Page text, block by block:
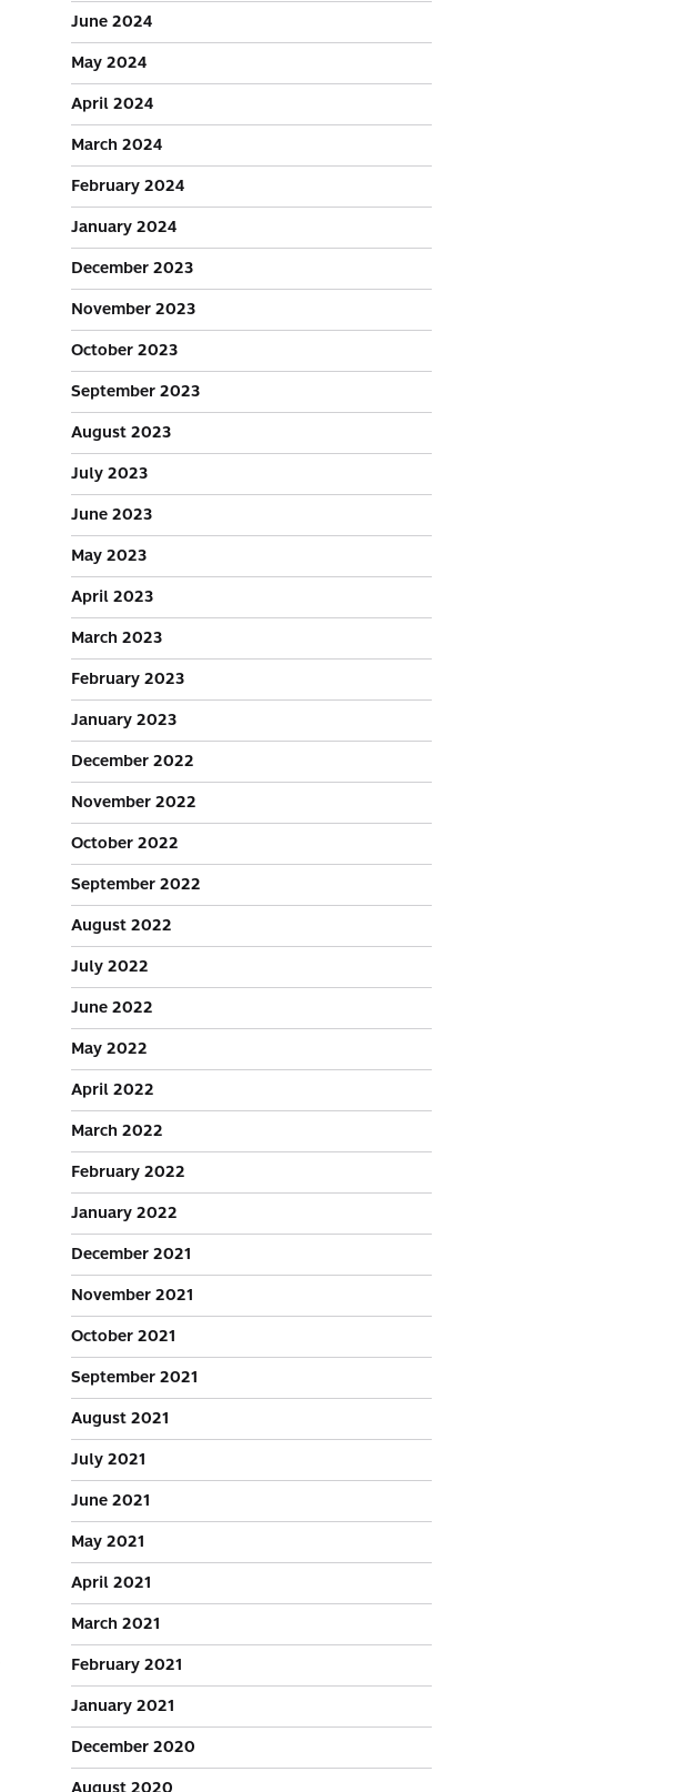
June 2024
May 2024
April 2024
March 2024
February 2024
January 2024
December 2023
November 2023
October 2023
September 2023
August 2023
July 2023
June 2023
May 2023
April 2023
March 2023
February 2023
January 2023
December 2022
November 2022
October 2022
September 2022
August 2022
July 2022
June 2022
May 2022
April 2022
March 2022
February 2022
January 2022
December 2021
November 2021
October 2021
September 2021
August 2021
July 2021
June 2021
May 2021
April 2021
March 2021
February 2021
January 2021
December 2020